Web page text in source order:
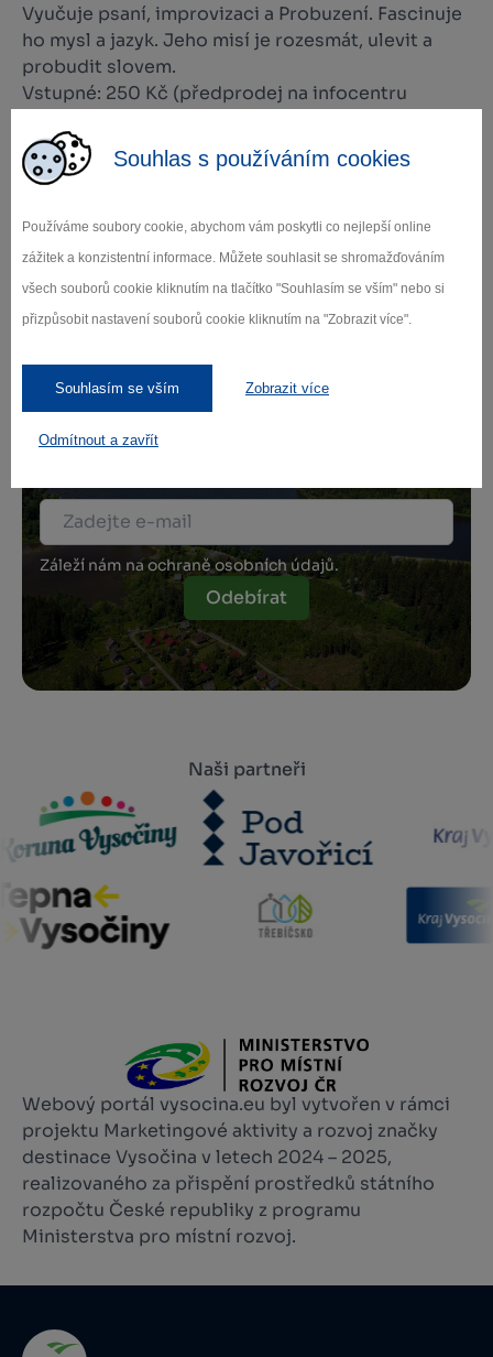
Souhlas s používáním cookies
Používáme soubory cookie, abychom vám poskytli co nejlepší online
zážitek a konzistentní informace. Můžete souhlasit se shromažďováním
všech souborů cookie kliknutím na tlačítko "Souhlasím se vším" nebo si
přizpůsobit nastavení souborů cookie kliknutím na "Zobrazit více".
Souhlasím se vším Zobrazit více
Odmítnout a zavřít
Vyučuje psaní, improvizaci a Probuzení. Fascinuje
ho mysl a jazyk. Jeho misí je rozesmát, ulevit a
probudit slovem.
Vstupné: 250 Kč (předprodej na infocentru
Společenský sál Panský dvůr Telč 19. 11. 2022 od
Přihlaste se k odběru našeho newsletteru
Záleží nám na ochraně osobních údajů.
Odebírat
Naši partneři
Webový portál vysocina.eu byl vytvořen v rámci
projektu Marketingové aktivity a rozvoj značky
destinace Vysočina v letech 2024 – 2025,
realizovaného za přispění prostředků státního
rozpočtu České republiky z programu
Ministerstva pro místní rozvoj.